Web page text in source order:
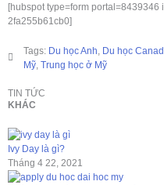
[hubspot type=form
2fa255b61cb0]
Tags: Du học Anh Du học
Mỹ, Trung học ở Mỹ
TIN TỨC
KHÁC
Ivy Day là gì?
Tháng 4 22, 2021